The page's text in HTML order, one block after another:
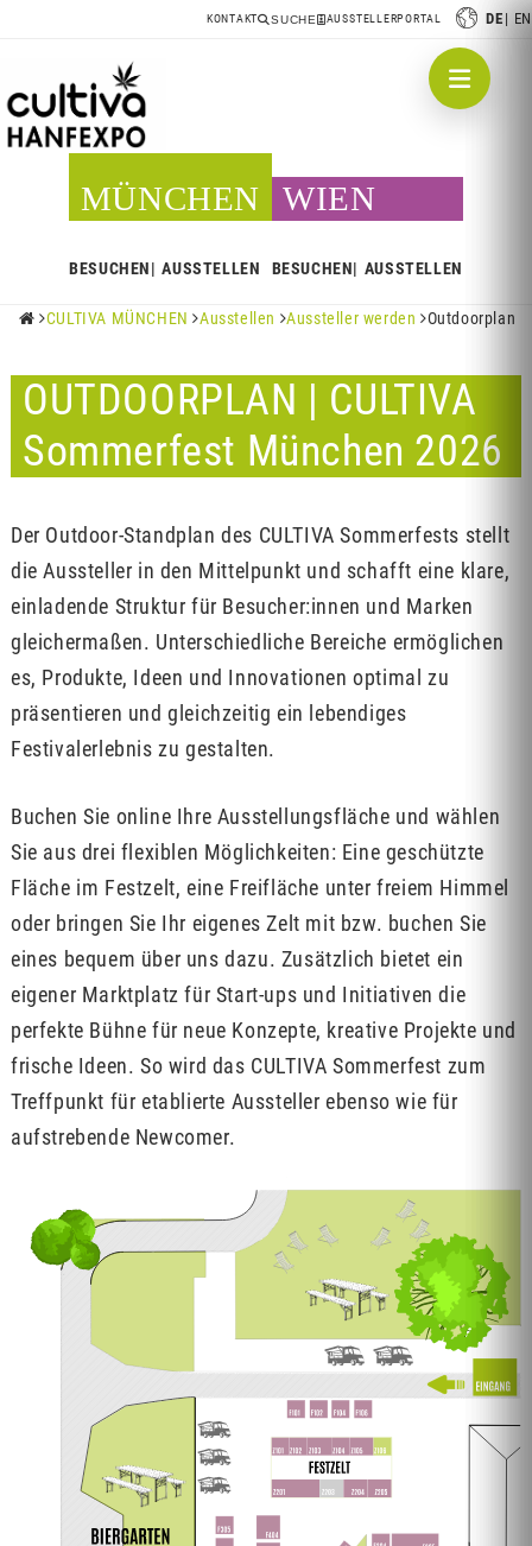
KONTAKT SUCHE AUSSTELLERPORTAL DE EN
MÜNCHEN
BESUCHEN AUSSTELLEN
WIEN
BESUCHEN AUSSTELLEN
 CULTIVA MÜNCHEN Ausstellen Aussteller werden Outdoorplan
OUTDOORPLAN | CULTIVA
Sommerfest München 2026
Der Outdoor-Standplan des CULTIVA Sommerfests stellt
die Aussteller in den Mittelpunkt und schafft eine klare,
einladende Struktur für Besucher:innen und Marken
gleichermaßen. Unterschiedliche Bereiche ermöglichen
es, Produkte, Ideen und Innovationen optimal zu
präsentieren und gleichzeitig ein lebendiges
Festivalerlebnis zu gestalten.
Buchen Sie online Ihre Ausstellungsfläche und wählen
Sie aus drei flexiblen Möglichkeiten: Eine geschützte
Fläche im Festzelt, eine Freifläche unter freiem Himmel
oder bringen Sie Ihr eigenes Zelt mit bzw. buchen Sie
eines bequem über uns dazu. Zusätzlich bietet ein
eigener Marktplatz für Start-ups und Initiativen die
perfekte Bühne für neue Konzepte, kreative Projekte und
frische Ideen. So wird das CULTIVA Sommerfest zum
Treffpunkt für etablierte Aussteller ebenso wie für
aufstrebende Newcomer.